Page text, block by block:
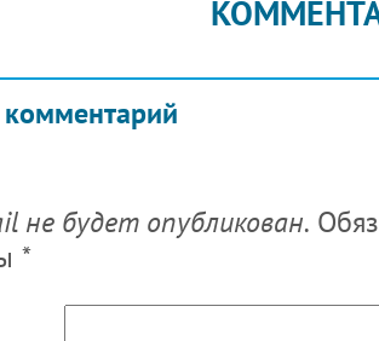
комментарий
не будет опубликован.
*